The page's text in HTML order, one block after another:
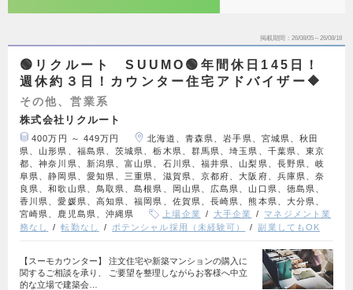
掲載期間 26/08/05～26/08/18
🟢リクルート SUUMO🟢年間休日145日！
週休約３日！カウンター住宅アドバイザー🔶
その他、営業系
株式会社リクルート
400万円 ～ 449万円
北海道、青森県、岩手県、宮城県、秋田
県、山形県、福島県、茨城県、栃木県、群馬県、埼玉県、千葉県、東京
都、神奈川県、新潟県、富山県、石川県、福井県、山梨県、長野県、岐
阜県、静岡県、愛知県、三重県、滋賀県、京都府、大阪府、兵庫県、奈
良県、和歌山県、鳥取県、島根県、岡山県、広島県、山口県、徳島県、
香川県、愛媛県、高知県、福岡県、佐賀県、長崎県、熊本県、大分県、
宮崎県、鹿児島県、沖縄県
上場企業 大手企業
マネジメント業
務なし
転勤なし ポテンシャル採用（未経験可） 副業してもOK
【スーモカウンター】 注文住宅や新築マンションの購入に
関するご相談を承り、 ご要望を整理しながらお客様へ中立
的な立場で建築会…